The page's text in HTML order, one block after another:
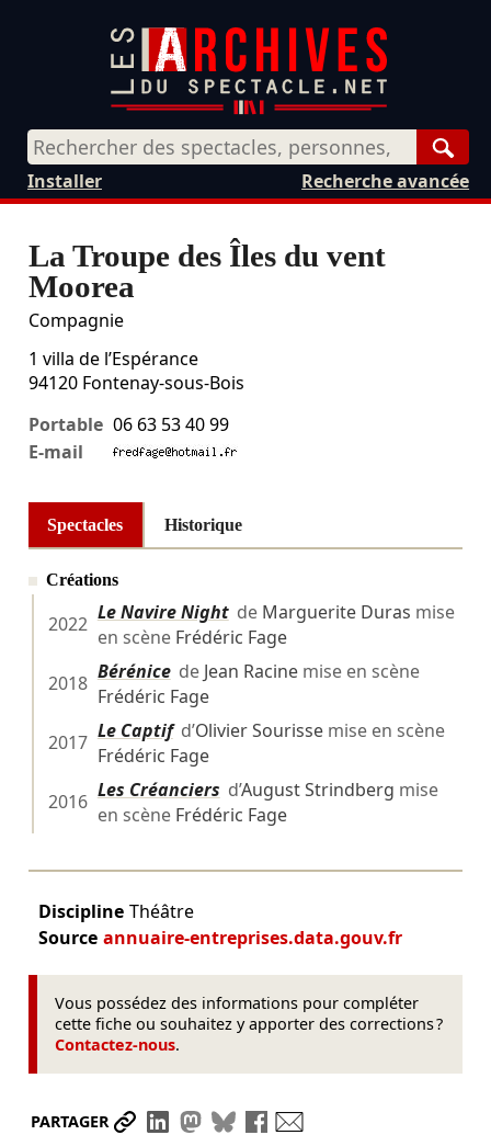
Recherche avancée
Installer
La Troupe des Îles du vent
Moorea
Compagnie
1 villa de l’Espérance
94120 Fontenay-sous-Bois
Portable 06 63 53 40 99
E-mail
Spectacles Historique
Créations
2022 Le Navire Nightde Marguerite Duras mise
en scène Frédéric Fage
2018 Bérénicede Jean Racinemise en scène
Frédéric Fage
2017 Le Captifd’Olivier Sourissemise en scène
Frédéric Fage
2016 Les Créanciers d’August Strindberg mise
en scène Frédéric Fage
Discipline Théâtre
Source annuaire-entreprises.data.gouv.fr
Vous possédez des informations pour compléter
cette fiche ou souhaitez y apporter des corrections ?
Contactez-nous.
PARTAGER Partager le lien
Partager sur LinkedIn
Partager sur Mastodon
Partager sur Bluesky
Partager sur Facebook